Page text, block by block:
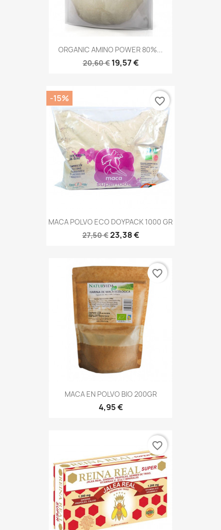
ORGANIC AMINO POWER 80%...
20,60 € 19,57 €
MACA POLVO ECO DOYPACK 1000 GR
27,50 €23,38 €
-15% favorite_border
MACA EN POLVO BIO 200GR
4,95 €
favorite_border
favorite_border